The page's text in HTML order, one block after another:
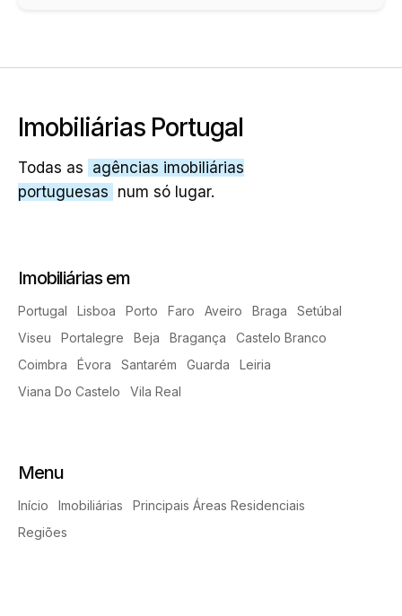
Imobiliárias Portugal
Todas as agências imobiliárias
portuguesas num só lugar.
Imobiliárias em
Portugal Lisboa Porto Faro Aveiro Braga
Setúbal
Viseu
Portalegre Beja Bragança
Castelo Branco
Coimbra
Évora Santarém Guarda
Leiria
Viana Do Castelo
Vila Real
Menu
Início Imobiliárias
Principais Áreas Residenciais
Regiões